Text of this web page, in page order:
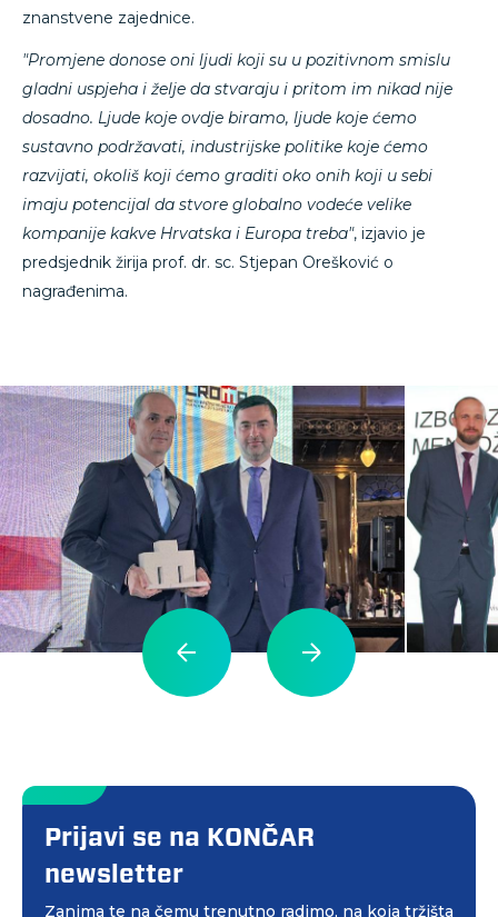
znanstvene zajednice.
"Promjene donose oni ljudi koji su u pozitivnom smislu
gladni uspjeha i želje da stvaraju i pritom im nikad nije
dosadno. Ljude koje ovdje biramo, ljude koje ćemo
sustavno podržavati, industrijske politike koje ćemo
razvijati, okoliš koji ćemo graditi oko onih koji u sebi
imaju potencijal da stvore globalno vodeće velike
kompanije kakve Hrvatska i Europa treba", izjavio je
predsjednik žirija prof. dr. sc. Stjepan Orešković o
nagrađenima.
Prijavi se na KONČAR
newsletter
Zanima te na čemu trenutno radimo, na koja tržišta